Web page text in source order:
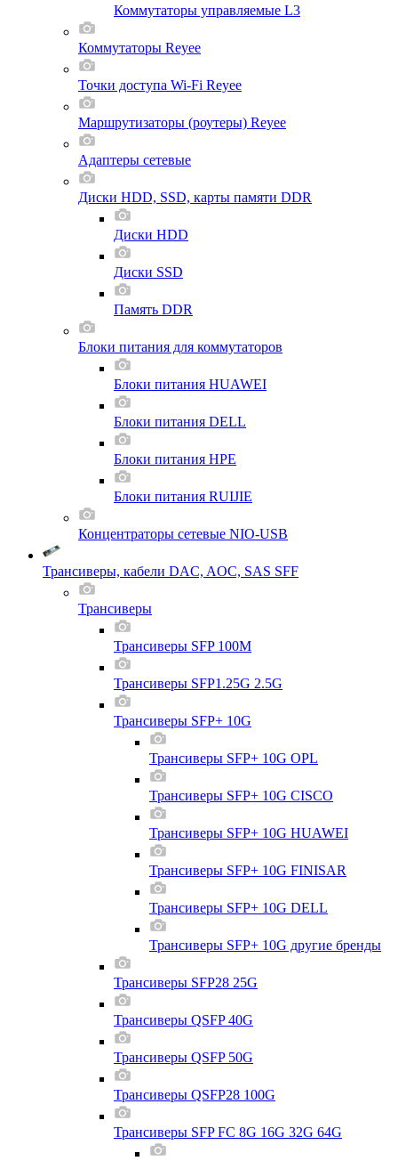
Коммутаторы управляемые L3
Коммутаторы Reyee
Точки доступа Wi-Fi Reyee
Маршрутизаторы (роутеры) Reyee
Адаптеры сетевые
Диски HDD, SSD, карты памяти DDR
Диски HDD
Диски SSD
Память DDR
Блоки питания для коммутаторов
Блоки питания HUAWEI
Блоки питания DELL
Блоки питания HPE
Блоки питания RUIJIE
Концентраторы сетевые NIO-USB
Трансиверы, кабели DAC, AOC, SAS SFF
Трансиверы
Трансиверы SFP 100M
Трансиверы SFP1.25G 2.5G
Трансиверы SFP+ 10G
Трансиверы SFP+ 10G OPL
Трансиверы SFP+ 10G CISCO
Трансиверы SFP+ 10G HUAWEI
Трансиверы SFP+ 10G FINISAR
Трансиверы SFP+ 10G DELL
Трансиверы SFP+ 10G другие бренды
Трансиверы SFP28 25G
Трансиверы QSFP 40G
Трансиверы QSFP 50G
Трансиверы QSFP28 100G
Трансиверы SFP FC 8G 16G 32G 64G